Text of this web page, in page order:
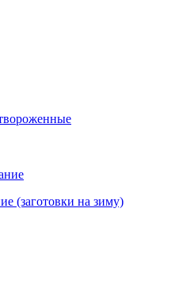
(заготовки на зиму)